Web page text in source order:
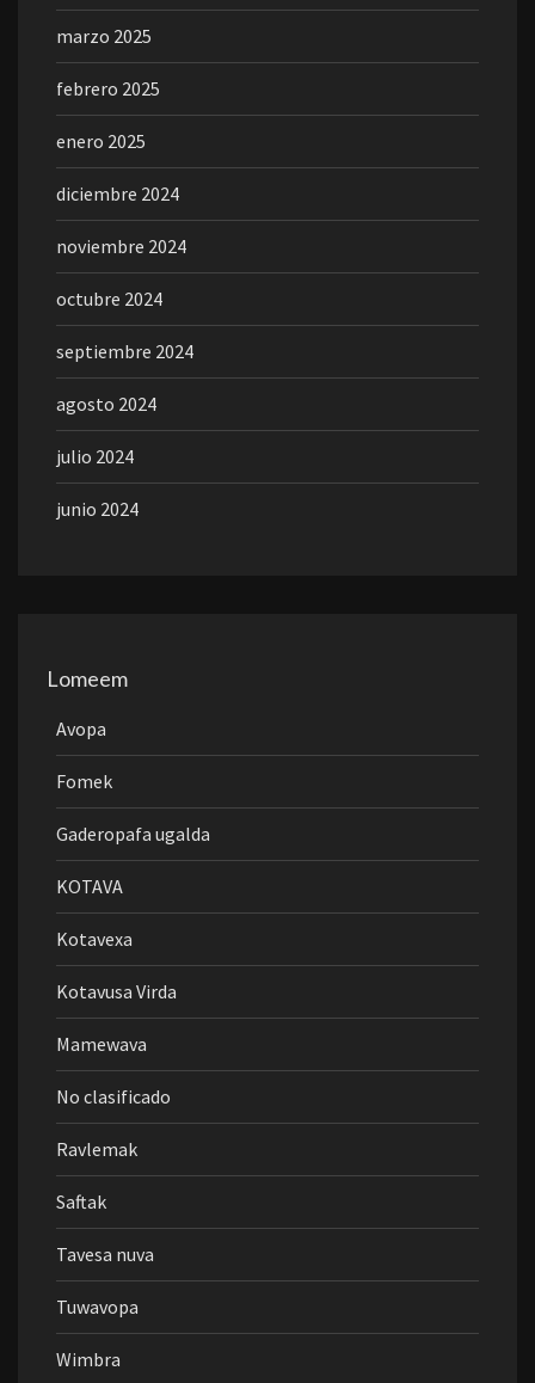
marzo 2025
febrero 2025
enero 2025
diciembre 2024
noviembre 2024
octubre 2024
septiembre 2024
agosto 2024
julio 2024
junio 2024
Lomeem
Avopa
Fomek
Gaderopafa ugalda
KOTAVA
Kotavexa
Kotavusa Virda
Mamewava
No clasificado
Ravlemak
Saftak
Tavesa nuva
Tuwavopa
Wimbra